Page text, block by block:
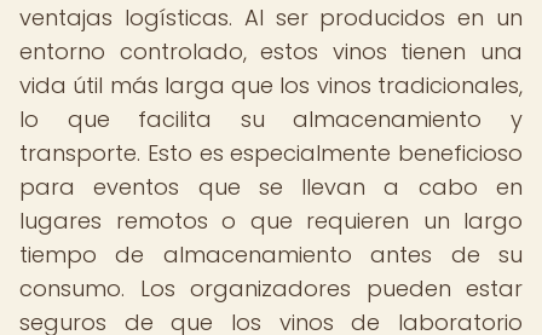
ventajas logísticas. Al ser producidos en un
entorno controlado, estos vinos tienen una
vida útil más larga que los vinos tradicionales,
lo que facilita su almacenamiento y
transporte. Esto es especialmente beneficioso
para eventos que se llevan a cabo en
lugares remotos o que requieren un largo
tiempo de almacenamiento antes de su
consumo. Los organizadores pueden estar
seguros de que los vinos de laboratorio